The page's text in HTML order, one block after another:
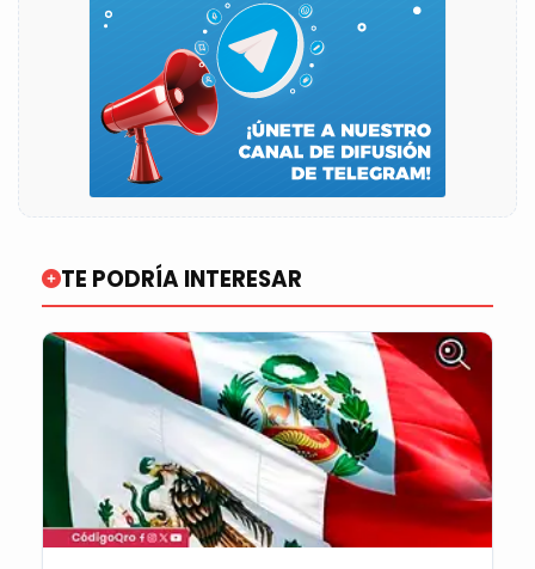
TE PODRÍA INTERESAR